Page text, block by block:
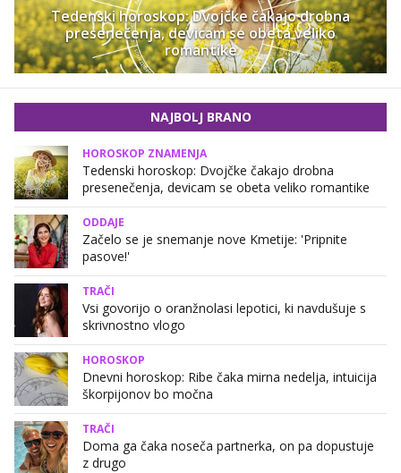
Tedenski horoskop: Dvojčke čakajo drobna
presenečenja, devicam se obeta veliko
romantike
NAJBOLJ BRANO
HOROSKOP ZNAMENJA
Tedenski horoskop: Dvojčke čakajo drobna
presenečenja, devicam se obeta veliko romantike
ODDAJE
Začelo se je snemanje nove Kmetije: 'Pripnite
pasove!'
TRAČI
Vsi govorijo o oranžnolasi lepotici, ki navdušuje s
skrivnostno vlogo
HOROSKOP
Dnevni horoskop: Ribe čaka mirna nedelja, intuicija
škorpijonov bo močna
TRAČI
Doma ga čaka noseča partnerka, on pa dopustuje
z drugo